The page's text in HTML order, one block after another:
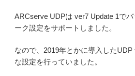
ARCserve UDPは ver7 Update 1で
ーク設定をサポートしました。
なので、2019年とかに導入したUDP
な設定を行っていました。